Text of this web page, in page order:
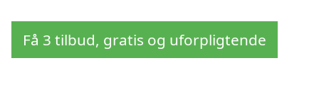
Få 3 tilbud, gratis og uforpligtende